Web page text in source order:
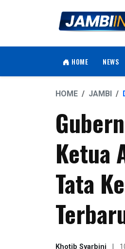
HOME NEWS
HOME JAMBI
Ketua
Tata
Khotib Syarbini